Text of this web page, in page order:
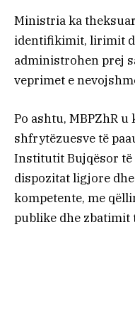
Ministria ka
identifikimit, lirimit
administrohen prej
veprimet e
Po ashtu, MBPZhR
shfrytëzuesve të
Institutit Bujqësor të
dispozitat ligjore
kompetente, me
publike dhe zbatimit